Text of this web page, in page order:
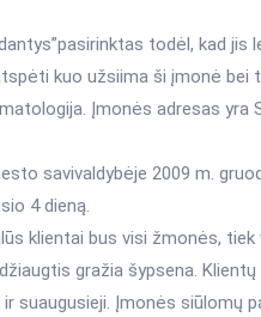
todėl, kad jis
kuo užsiima ši įmonė bei
Įmonės adresas yra
savivaldybėje 2009 m.
4 dieną.
klientai bus visi žmonės,
gražia šypsena. Klientų
suaugusieji. Įmonės siūlomų